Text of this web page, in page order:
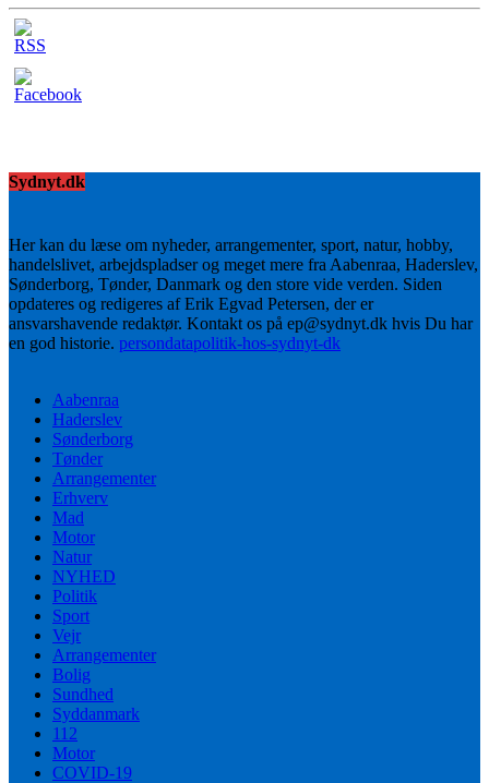
Sydnyt.dk
Her kan du læse om nyheder, arrangementer, sport, natur, hobby,
handelslivet, arbejdspladser og meget mere fra Aabenraa, Haderslev,
Sønderborg, Tønder, Danmark og den store vide verden. Siden
opdateres og redigeres af Erik Egvad Petersen, der er
ansvarshavende redaktør. Kontakt os på ep@sydnyt.dk hvis Du har
en god historie. persondatapolitik-hos-sydnyt-dk
Aabenraa
Haderslev
Sønderborg
Tønder
Arrangementer
Erhverv
Mad
Motor
Natur
NYHED
Politik
Sport
Vejr
Arrangementer
Bolig
Sundhed
Syddanmark
112
Motor
COVID-19